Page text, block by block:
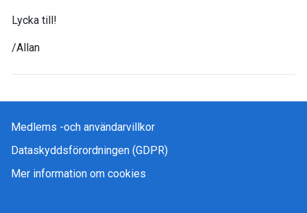
Lycka till!
/Allan
Medlems -och användarvillkor
Dataskyddsförordningen (GDPR)
Mer information om cookies